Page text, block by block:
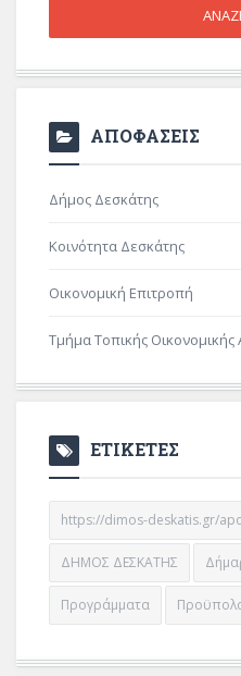
ΑΠΟΦΑΣΕΙΣ
Δήμος Δεσκάτης
Κοινότητα Δεσκάτης
Οικονομική Επιτροπή
Τμήμα Τοπικής Οικονομικής
ΕΤΙΚΕΤΕΣ
https://dimos-deskatis.gr/
ΔΗΜΟΣ ΔΕΣΚΑΤΗΣ
Προγράμματα